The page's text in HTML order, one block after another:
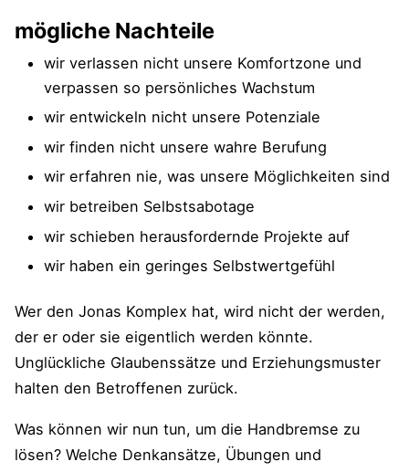
mögliche Nachteile
wir verlassen nicht unsere Komfortzone und
verpassen so persönliches Wachstum
wir entwickeln nicht unsere Potenziale
wir finden nicht unsere wahre Berufung
wir erfahren nie, was unsere Möglichkeiten sind
wir betreiben Selbstsabotage
wir schieben herausfordernde Projekte auf
wir haben ein geringes Selbstwertgefühl
Wer den Jonas Komplex hat, wird nicht der werden,
der er oder sie eigentlich werden könnte.
Unglückliche Glaubenssätze und Erziehungsmuster
halten den Betroffenen zurück.
Was können wir nun tun, um die Handbremse zu
lösen? Welche Denkansätze, Übungen und